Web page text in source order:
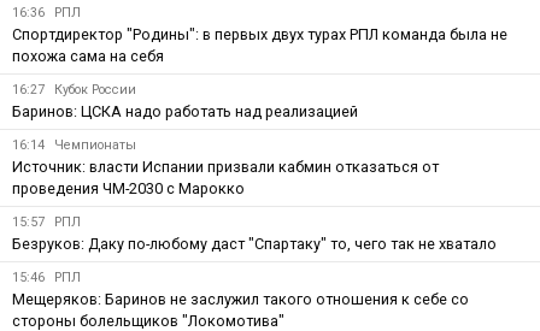
16:36 РПЛ
Спортдиректор "Родины": в первых двух турах РПЛ команда была не
похожа сама на себя
16:27 Кубок России
Баринов: ЦСКА надо работать над реализацией
16:14 Чемпионаты
Источник: власти Испании призвали кабмин отказаться от
проведения ЧМ-2030 с Марокко
15:57 РПЛ
Безруков: Даку по-любому даст "Спартаку" то, чего так не хватало
15:46 РПЛ
Мещеряков: Баринов не заслужил такого отношения к себе со
стороны болельщиков "Локомотива"